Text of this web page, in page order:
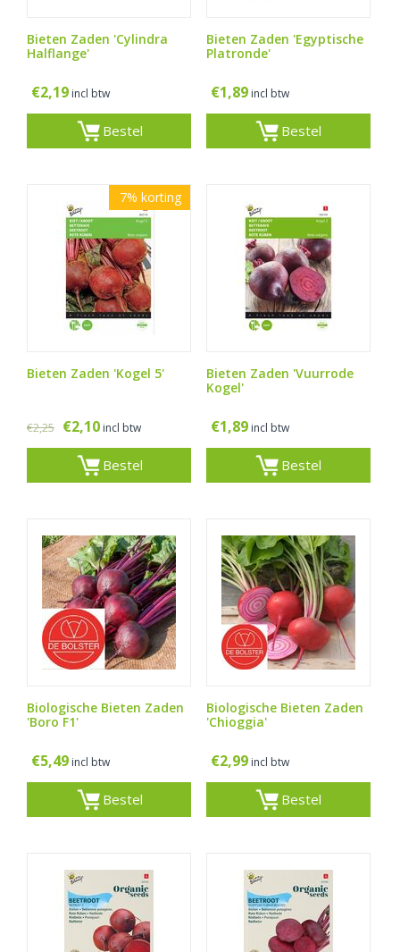
Bieten Zaden 'Cylindra
Halflange'
€2,19 incl btw
Bestel
Bieten Zaden 'Egyptische
Platronde'
€1,89 incl btw
Bestel
7% korting
Bieten Zaden 'Kogel 5'
€2,25 €2,10 incl btw
Bestel
Bieten Zaden 'Vuurrode
Kogel'
€1,89 incl btw
Bestel
Biologische Bieten Zaden
'Boro F1'
€5,49 incl btw
Bestel
Biologische Bieten Zaden
'Chioggia'
€2,99 incl btw
Bestel